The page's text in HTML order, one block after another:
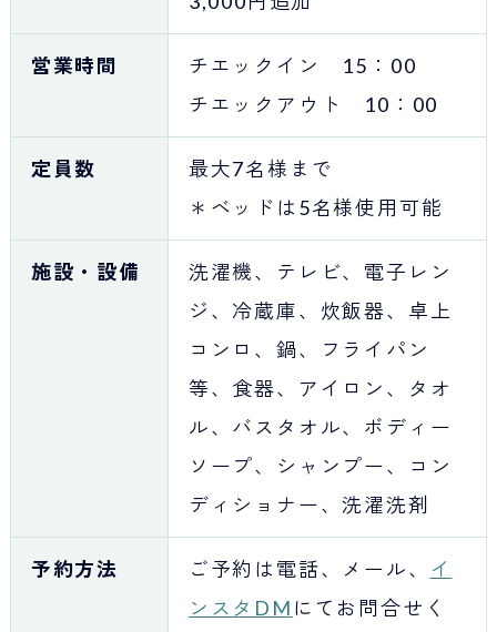
営業時間
チエックイン 15：00
チエックアウト 10：00
定員数
最大7名様まで
＊ベッドは5名様使用可能
施設・設備
洗濯機、テレビ、電子レン
ジ、冷蔵庫、炊飯器、卓上
コンロ、鍋、フライパン
等、食器、アイロン、タオ
ル、バスタオル、ボディー
ソープ、シャンプー、コン
ディショナー、洗濯洗剤
予約方法 ご予約は電話、メール、
イ
ンスタDM にてお問合せく